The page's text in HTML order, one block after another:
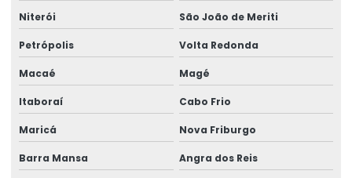
Etiquetas Adesivas
Etiquetas Adesivas Com Acabamento Especializado
Etiquetas Adesivas Couchê
Etiquetas Adesivas Couchê Fosco
Etiquetas Adesivas De Alta Resolução
Etiquetas Adesivas De Impressão Digital
Niterói São João de Meriti
Petrópolis Volta Redonda
Macaé Magé
Itaboraí Cabo Frio
Maricá Nova Friburgo
Barra Mansa Angra dos Reis